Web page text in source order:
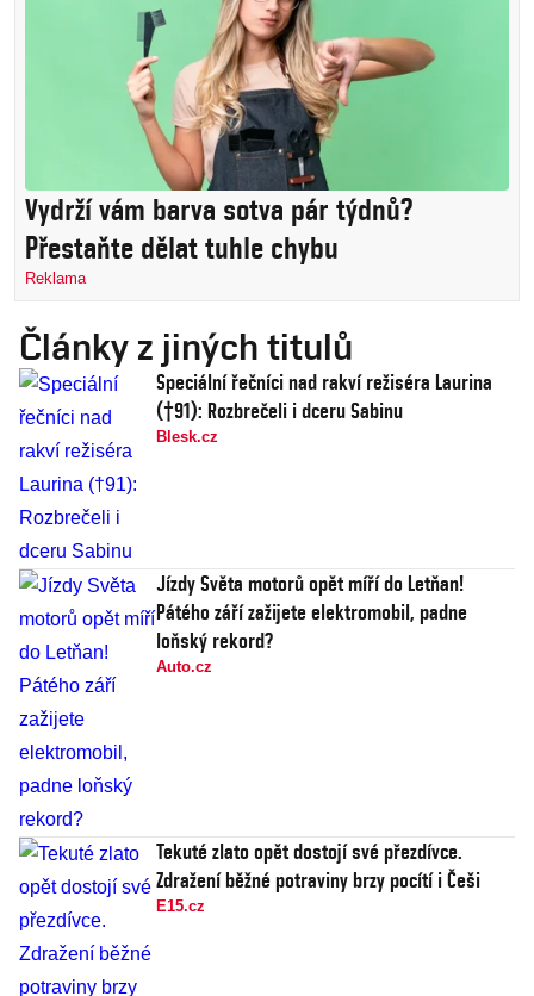
Vydrží vám barva sotva pár týdnů?
Přestaňte dělat tuhle chybu
Reklama
Články z jiných titulů
Speciální řečníci nad rakví režiséra Laurina
(†91): Rozbrečeli i dceru Sabinu
Blesk.cz
Jízdy Světa motorů opět míří do Letňan!
Pátého září zažijete elektromobil, padne
loňský rekord?
Auto.cz
Tekuté zlato opět dostojí své přezdívce.
Zdražení běžné potraviny brzy pocítí i Češi
E15.cz